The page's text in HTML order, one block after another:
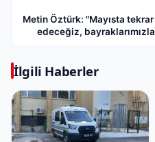
Metin Öztürk: "Mayısta tekrar
edeceğiz,
İlgili Haberler